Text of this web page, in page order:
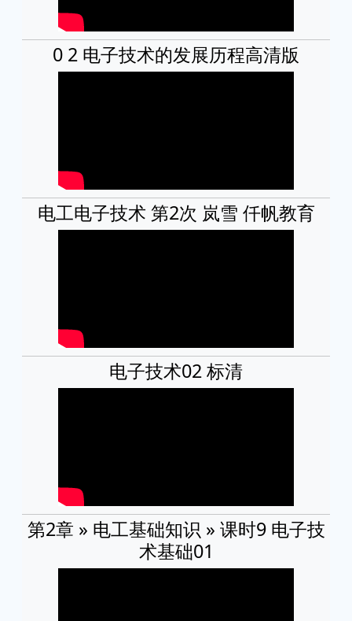
0 2 电子技术的发展历程高清版
电工电子技术 第2次 岚雪 仟帆教育
电子技术02 标清
第2章 » 电工基础知识 » 课时9 电子技
术基础01